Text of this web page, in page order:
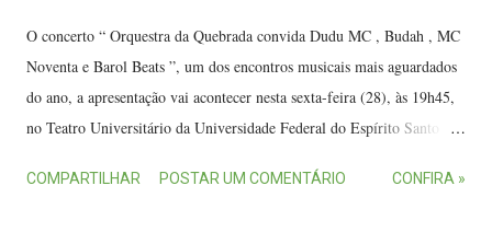
O concerto “ Orquestra da Quebrada convida Dudu MC , Budah , MC
Noventa e Barol Beats ”, um dos encontros musicais mais aguardados
do ano, a apresentação vai acontecer nesta sexta-feira (28), às 19h45,
no Teatro Universitário da Universidade Federal do Espírito Santo
vão brindar o público com o que há de mais original na música
COMPARTILHAR POSTAR UM COMENTÁRIO CONFIRA »